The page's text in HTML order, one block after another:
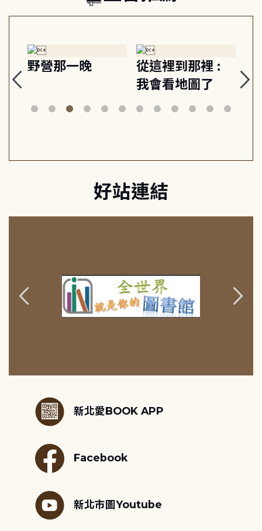
野營那一晚
從這裡到那裡 :
我會看地圖了
美
好站連結
新北愛BOOK APP
Facebook
新北市圖Youtube